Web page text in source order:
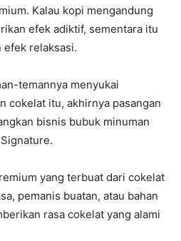
Kalau kopi mengandung
efek adiktif, sementara itu
efek relaksasi.
temannya menyukai
cokelat itu, akhirnya pasangan
bisnis bubuk minuman
yang terbuat dari cokelat
pemanis buatan, atau bahan
rasa cokelat yang alami